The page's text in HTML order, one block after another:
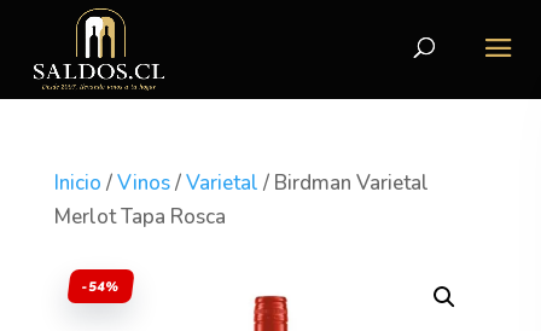
Inicio /Vinos/Varietal / Birdman Varietal
Merlot Tapa Rosca
-54%